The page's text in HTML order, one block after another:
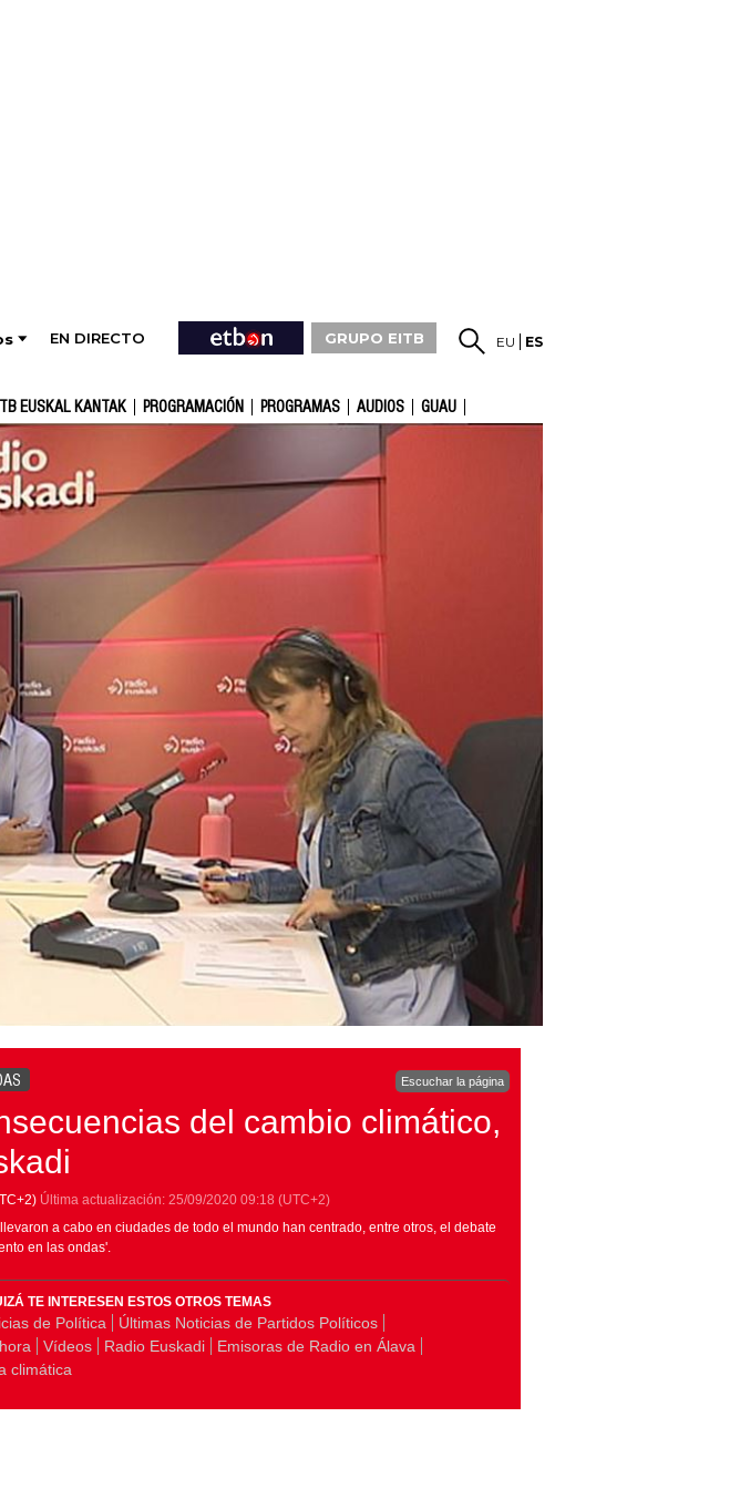
EN DIRECTO GRUPO EITB EU ES
EUSKAL KANTAK PROGRAMACIÓN PROGRAMAS AUDIOS GUAU
Escuchar la página
del cambio climático,
Última actualización: 25/09/2020 09:18 (UTC+2)
a cabo en ciudades de todo el mundo han centrado, entre otros, el debate
en las ondas'.
TE INTERESEN ESTOS OTROS TEMAS
de Política
Últimas Noticias de Partidos Políticos
Vídeos Radio Euskadi
Emisoras de Radio en Álava
climática